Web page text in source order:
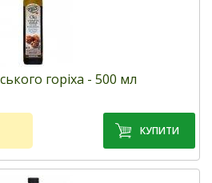
горіха - 500 мл